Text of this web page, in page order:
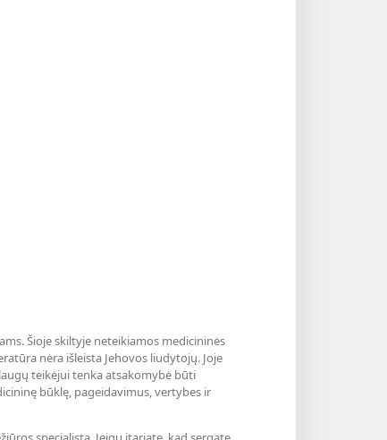
Šioje skiltyje neteikiamos medicininės
nėra išleista Jehovos liudytojų. Joje
teikėjui tenka atsakomybė būti
būklę, pageidavimus, vertybes ir